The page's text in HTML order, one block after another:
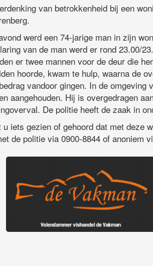
van betrokkenheid bij een
werd een 74-jarige man in zijn
van de man werd er rond 23.00/
er twee mannen voor de deur die
hoorde, kwam te hulp, waarna de
vandoor gingen. In de
aangehouden. Hij is overgedragen
De politie heeft de zaak in
u iets gezien of gehoord dat met deze
de politie via 0900-8844 of anoniem